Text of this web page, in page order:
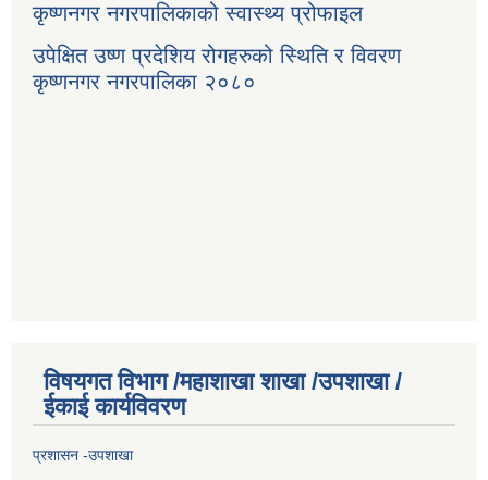
कृष्णनगर नगरपालिकाको स्वास्थ्य प्रोफाइल
उपेक्षित उष्ण प्रदेशिय रोगहरुको स्थिति र विवरण
कृष्णनगर नगरपालिका २०८०
विषयगत विभाग /महाशाखा शाखा /उपशाखा /
ईकाई कार्यविवरण
प्रशासन -उपशाखा